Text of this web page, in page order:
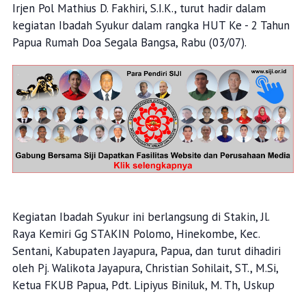
Irjen Pol Mathius D. Fakhiri, S.I.K., turut hadir dalam
kegiatan Ibadah Syukur dalam rangka HUT Ke - 2 Tahun
Papua Rumah Doa Segala Bangsa, Rabu (03/07).
Kegiatan Ibadah Syukur ini berlangsung di Stakin, Jl.
Raya Kemiri Gg STAKIN Polomo, Hinekombe, Kec.
Sentani, Kabupaten Jayapura, Papua, dan turut dihadiri
oleh Pj. Walikota Jayapura, Christian Sohilait, ST., M.Si,
Ketua FKUB Papua, Pdt. Lipiyus Biniluk, M. Th, Uskup